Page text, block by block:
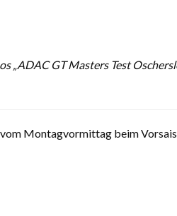
„ADAC GT Masters Test
Montagvormittag beim